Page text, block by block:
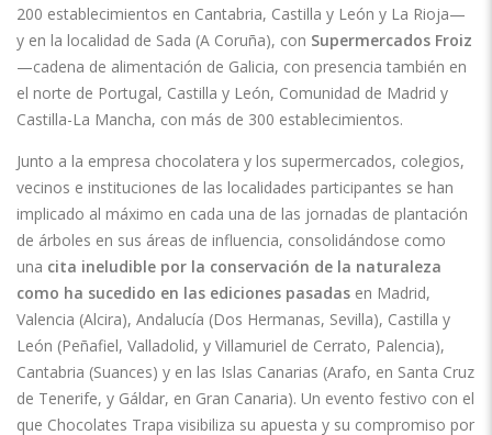
200 establecimientos en Cantabria, Castilla y León y La Rioja—
y en la localidad de Sada (A Coruña), con Supermercados Froiz
—cadena de alimentación de Galicia, con presencia también en
el norte de Portugal, Castilla y León, Comunidad de Madrid y
Castilla-La Mancha, con más de 300 establecimientos.
Junto a la empresa chocolatera y los supermercados, colegios,
vecinos e instituciones de las localidades participantes se han
implicado al máximo en cada una de las jornadas de plantación
de árboles en sus áreas de influencia, consolidándose como
una cita ineludible por la conservación de la naturaleza
como ha sucedido en las ediciones pasadas en Madrid,
Valencia (Alcira), Andalucía (Dos Hermanas, Sevilla), Castilla y
León (Peñafiel, Valladolid, y Villamuriel de Cerrato, Palencia),
Cantabria (Suances) y en las Islas Canarias (Arafo, en Santa Cruz
de Tenerife, y Gáldar, en Gran Canaria). Un evento festivo con el
que Chocolates Trapa visibiliza su apuesta y su compromiso por